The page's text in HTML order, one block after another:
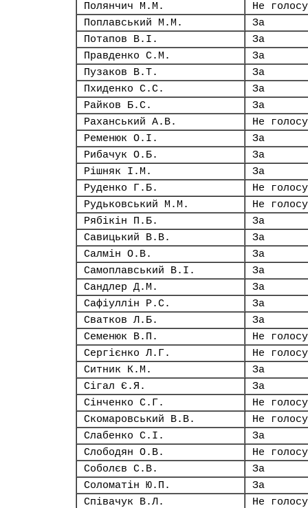
Полянчич М.М.
Не
Поплавський М.М.
За
Потапов В.І.
За
Правденко С.М.
За
Пузаков В.Т.
За
Пхиденко С.С.
За
Райков Б.С.
За
Раханський А.В.
Не
Ременюк О.І.
За
Рибачук О.Б.
За
Рішняк І.М.
За
Руденко Г.Б.
Не
Рудьковський М.М.
Не
Рябікін П.Б.
За
Савицький В.В.
За
Салмін О.В.
За
Самоплавський В.І.
За
Сандлер Д.М.
За
Сафіуллін Р.С.
За
Сватков Л.Б.
За
Семенюк В.П.
Не
Сергієнко Л.Г.
Не
Ситник К.М.
За
Сігал Є.Я.
За
Сінченко С.Г.
Не
Скомаровський В.В.
Не
Слабенко С.І.
За
Слободян О.В.
Не
Соболєв С.В.
За
Соломатін Ю.П.
За
Співачук В.Л.
Не